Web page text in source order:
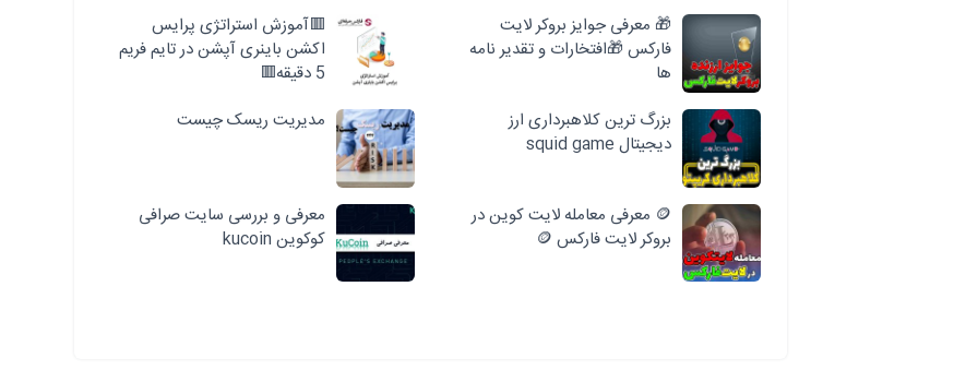
🎁 معرفی جوایز بروکر لایت
فارکس 🎁افتخارات و تقدیر نامه
ها
🟥آموزش استراتژی پرایس
اکشن باینری آپشن در تایم فریم
5 دقیقه🟥
بزرگ ترین کلاهبرداری ارز
دیجیتال squid game
مدیریت ریسک چیست
🪙 معرفی معامله لایت کوین در
بروکر لایت فارکس 🪙
معرفی و بررسی سایت صرافی
کوکوین kucoin